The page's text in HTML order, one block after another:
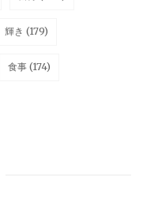
輝き (179)
食事 (174)